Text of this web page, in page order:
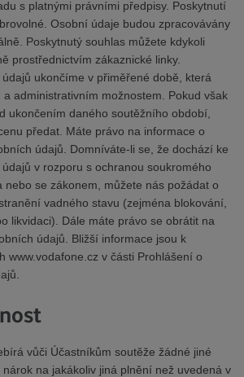
s platnými právními předpisy. Poskytnutí
Osobní údaje budou zpracovávány
Poskytnutý souhlas můžete kdykoli
prostřednictvím zákaznické linky.
ukončíme v přiměřené době, která
administrativním možnostem. Pokud však
ukončením daného soutěžního období,
předat. Máte právo na informace o
údajů. Domníváte-li se, že dochází ke
v rozporu s ochranou soukromého
nebo se zákonem, můžete nás požádat o
vadného stavu (zejména blokování,
likvidaci). Dále máte právo se obrátit na
údajů. Bližší informace jsou k
www.vodafone.cz v části Prohlášení o
vůči Účastníkům soutěže žádné jiné
na jakákoliv jiná plnění než uvedená v